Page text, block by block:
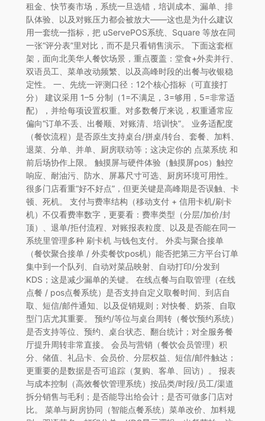
租金、快节奏市场，系统一旦选错，培训成本、漏单、排
队体验、以及对账压力都会被放大——这也是为什么建议
用一套统一指标，把 uServePOS系统、Square 等放在同
一张“评分表”里对比，而不是只看销售演示。 下面这套框
架，面向北美华人餐饮场景，重点覆盖：堂食+外卖并行、
双语员工、菜单改动频繁、以及高峰时段的出餐与收银稳
定性。 一、先统一评测口径：12个核心指标（可直接打
分） 建议采用 1–5 分制（1=不满足，3=够用，5=非常适
配），并给每项设置权重。对多数餐厅来说，权重通常应
偏向“订单不丢、出餐顺、对账清、培训快”。 业务适配度
（餐饮流程）是否原生支持桌台/拼桌/转台、套餐、加料、
退菜、分单、并单、厨房联动等；这决定你的 点菜系统 和
前后场协作上限。 触摸屏与硬件体验（触摸屏pos）触控
响应、耐油污、防水、屏幕尺寸可选、厨房环境可用性。
很多门店看重“好不好点”，但更关键是高峰期是否误触、卡
顿、死机。 支付与费率结构（移动支付 + 信用卡机/刷卡
机）不仅看费率数字，更要看：费率类型（分层/加价/封
顶）、退单/拒付流程、对账报表粒度、以及是否能在同一
系统里管理多种 刷卡机 与钱包支付。 外卖与聚合接单
（餐饮聚合接单 / 外卖餐饮pos机）能否把第三方平台订单
集中到一个队列、自动对菜品映射、自动打印/分发到
KDS；这是减少漏单的关键。 在线点餐与自取管理（在线
点餐 / pos点餐系统）是否支持自定义取餐时间、到店自
取、短信/邮件通知、以及促销规则；对快餐、奶茶、自取
型门店尤其重要。 预约/等位与桌台周转（餐饮预约系统）
是否支持等位、预约、桌台状态、翻台统计；对全服务餐
厅提升周转非常直接。 会员与营销（餐饮会员管理）积
分、储值、礼品卡、会员价、分层权益、短信/邮件触达；
更重要的是数据是否可追踪（复购、客单、回访）。 报表
与成本控制（高效餐饮管理系统）按品类/时段/员工/渠道
拆分销售与毛利；是否能导出给会计；是否可做多门店对
比。 菜单与厨房协同（智能点餐系统）菜单改价、加料规